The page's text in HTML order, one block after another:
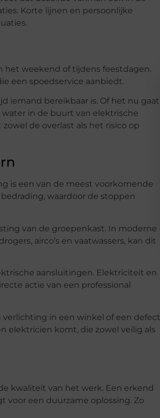
Korte lijnen en persoonlijke
het weekend of tijdens feestdagen.
een spoedservice aanbiedt.
iemand bereikbaar is. Of het nu gaat
in de buurt van elektrische
de overlast als het risico op
is een van de meest voorkomende
waardoor de stoppen
van de groepenkast. In moderne
airco’s en vaatwassers, kan dit
aansluitingen. Elektriciteit en
actie van een professional
verlichting in een winkel of een defect
elektricien komt, die zowel veilig als
kwaliteit van het werk. Een erkend
een duurzame oplossing. Zo